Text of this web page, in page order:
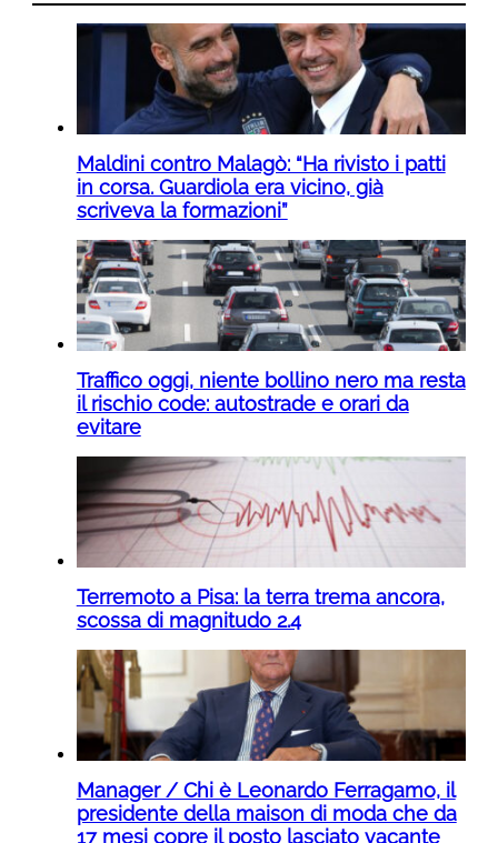
Maldini contro Malagò: “Ha rivisto i patti
in corsa. Guardiola era vicino, già
scriveva la formazioni”
Traffico oggi, niente bollino nero ma resta
il rischio code: autostrade e orari da
evitare
Terremoto a Pisa: la terra trema ancora,
scossa di magnitudo 2.4
Manager / Chi è Leonardo Ferragamo, il
presidente della maison di moda che da
17 mesi copre il posto lasciato vacante